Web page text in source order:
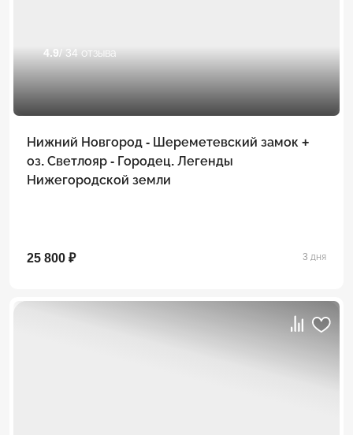
4.9 / 34 отзыва
Нижний Новгород - Шереметевский замок +
оз. Светлояр - Городец. Легенды
Нижегородской земли
25 800 ₽ 3 дня